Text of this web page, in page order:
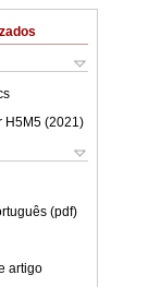
H5M5 (2021 )
(pdf)
artigo